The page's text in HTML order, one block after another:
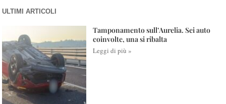
ULTIMI ARTICOLI
Tamponamento sull’Aurelia. Sei auto
coinvolte, una si ribalta
Leggi di più »